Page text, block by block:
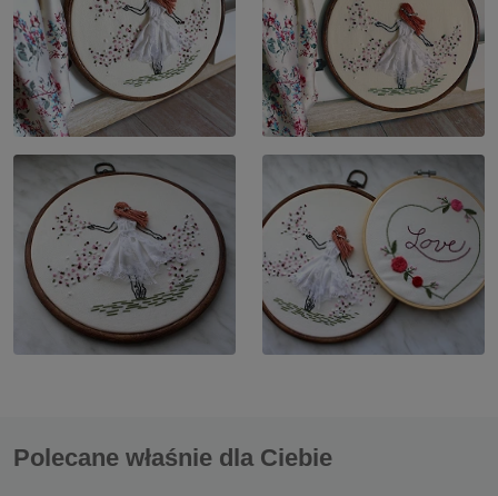
Polecane właśnie dla Ciebie